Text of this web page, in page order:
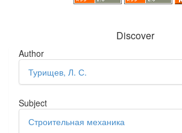
Discover
Author
Турищев, Л. С.
Subject
Строительная механика